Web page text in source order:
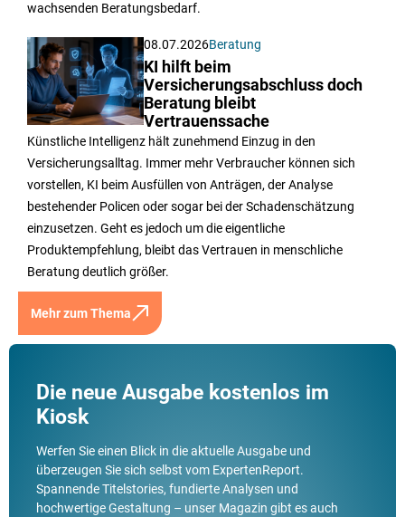
wachsenden Beratungsbedarf.
08.07.2026Beratung
KI hilft beim
Versicherungsabschluss doch
Beratung bleibt
Vertrauenssache
Künstliche Intelligenz hält zunehmend Einzug in den
Versicherungsalltag. Immer mehr Verbraucher können sich
vorstellen, KI beim Ausfüllen von Anträgen, der Analyse
bestehender Policen oder sogar bei der Schadenschätzung
einzusetzen. Geht es jedoch um die eigentliche
Produktempfehlung, bleibt das Vertrauen in menschliche
Beratung deutlich größer.
Mehr zum Thema
Die neue Ausgabe kostenlos im
Kiosk
Werfen Sie einen Blick in die aktuelle Ausgabe und
überzeugen Sie sich selbst vom ExpertenReport.
Spannende Titelstories, fundierte Analysen und
hochwertige Gestaltung – unser Magazin gibt es auch